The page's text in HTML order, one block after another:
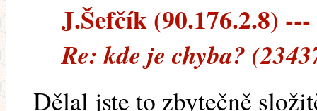
J.Šefčík (90.176.2.8)
Re: kde je chyba?
Dělal jste to zbytečně